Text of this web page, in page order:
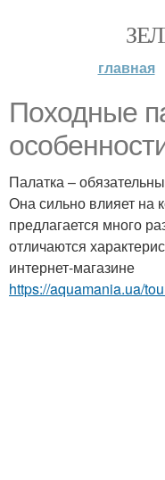
главная
Походные
Палатка –
Она сильно влияет на
предлагается много
отличаются
интернет-магазине
https://aquamania.ua/